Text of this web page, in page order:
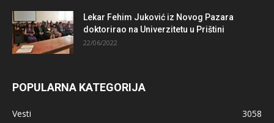
Lekar Fehim Juković iz Novog Pazara
doktorirao na Univerzitetu u Prištini
22/06/2022
POPULARNA KATEGORIJA
Vesti
3058